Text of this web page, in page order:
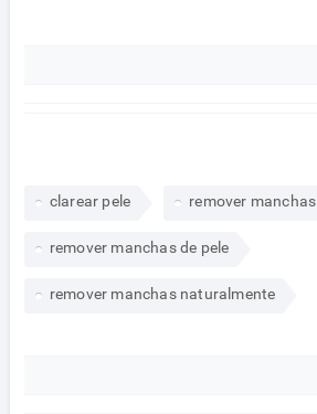
clarear pele remover manchas
remover manchas de pele
remover manchas naturalmente